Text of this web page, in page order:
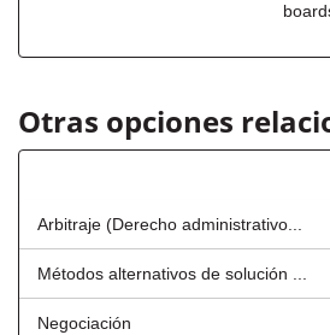
Otras opciones
Arbitraje (Derecho administrativo...
Métodos alternativos de solución ...
Negociación